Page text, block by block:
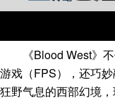
《Blood West》不
游戏（FPS），还巧
狂野气息的西部幻境